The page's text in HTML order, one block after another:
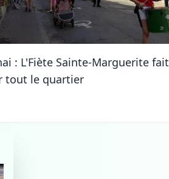
: L'Fiète Sainte-Marguerite fait
tout le quartier